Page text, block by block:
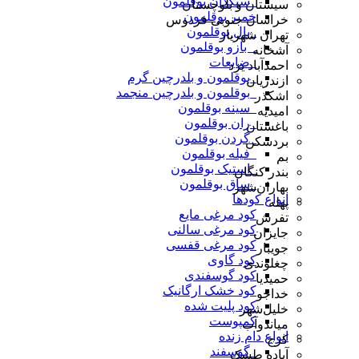
خمیر بوقلمون
_بال بوقلمون
_ بازو بوقلمون
_ضایعات
_بوقلمون و بلدرچین گرم
_بوقلمون و بلدرچین منجمد
_سینه بوقلمون
_ران بوقلمون
_گردن بوقلمون
_فیله بوقلمون
_استیک بوقلمون
_ساق بوقلمون
انواع کودها
کود مرغی مایع
کود مرغی سالنی
کود مرغی قفسی
کود گاوی
کود گوسفندی
کود خشک ارگانیک
کود پلیت شده
کمپوست
انواع دام زنده
_گوسفند
سیستان و بلوچستان
خراسان جنوبی فردوس
تهران شهریار
آشخانه
احمدآباد یزد
ازندریان
اشکذر
امیدیه
باغستان
بردسکن
بم
بندر کنگان
بهاران‌شهر
پهله
تفرش
جایزان
جویبار
چغلوندی
حمیدیا
خداجو
خلیل‌شهر
میاندوآب
کرج
آباده طشک